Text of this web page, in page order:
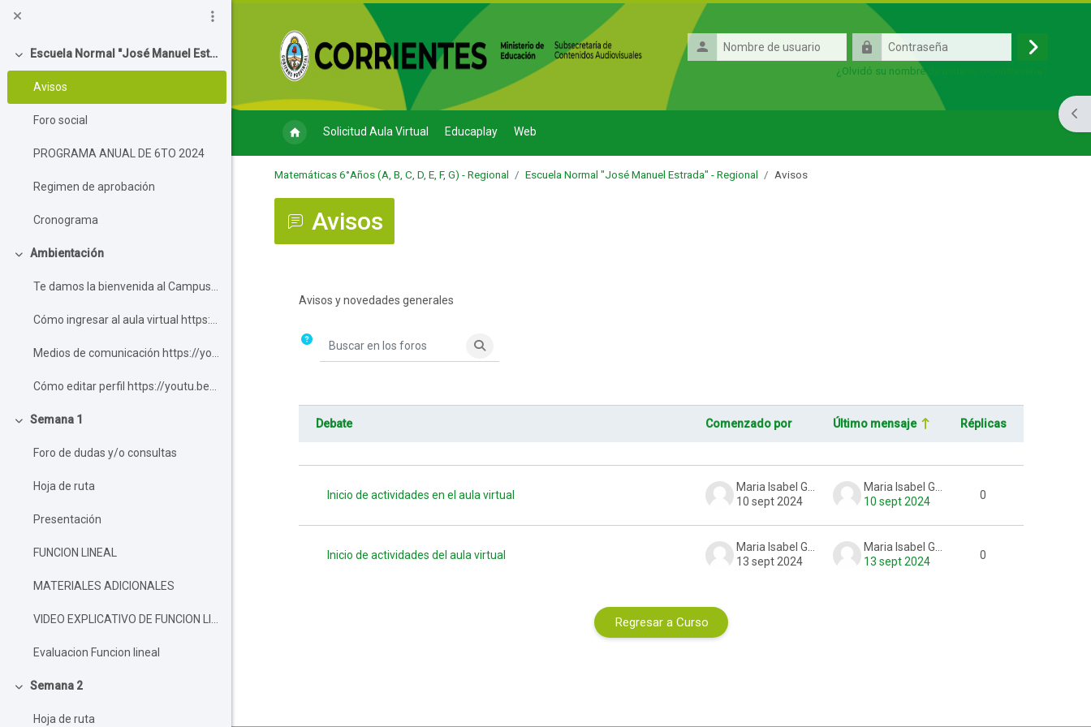
Escuela Normal "José Manuel Estrada" - Regional
Avisos
Foro social
PROGRAMA ANUAL DE 6TO 2024
Regimen de aprobación
Cronograma
Ambientación
Semana 1
Foro de dudas y/o consultas
Hoja de ruta
Presentación
FUNCION LINEAL
MATERIALES ADICIONALES
Evaluacion Funcion lineal
Semana 2
Hoja de ruta
Nombre
de
Contraseña
Acceder
¿Olvidó su nombre de usuario o contraseña?
Solicitud Aula Virtual Educaplay Web
Matemáticas 6°Años (A, B, C, D, E, F, G) - Regional Escuela Normal "José Manuel Estrada" - Regional Avisos
Avisos
Avisos y novedades generales
Buscar en los foros
Buscar en los foros
Debate Comenzado por Último mensaje Réplicas
Inicio de actividades en el aula virtual
Maria Isabel Gonzalez
10 sept 2024
Maria Isabel Gonzalez
10 sept 2024
0
Inicio de actividades del aula virtual
Maria Isabel Gonzalez
13 sept 2024
Maria Isabel Gonzalez
13 sept 2024
0
Regresar a Curso